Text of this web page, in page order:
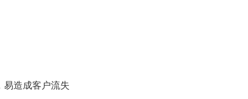
造成客户流失